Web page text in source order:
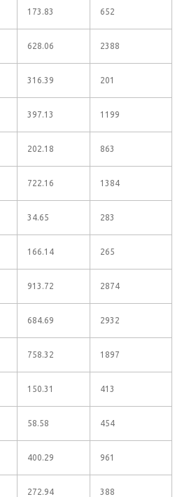
173.83 652
628.06 2388
316.39 201
397.13 1199
202.18 863
722.16 1384
34.65 283
166.14 265
913.72 2874
684.69 2932
758.32 1897
150.31 413
58.58 454
400.29 961
272.94 388